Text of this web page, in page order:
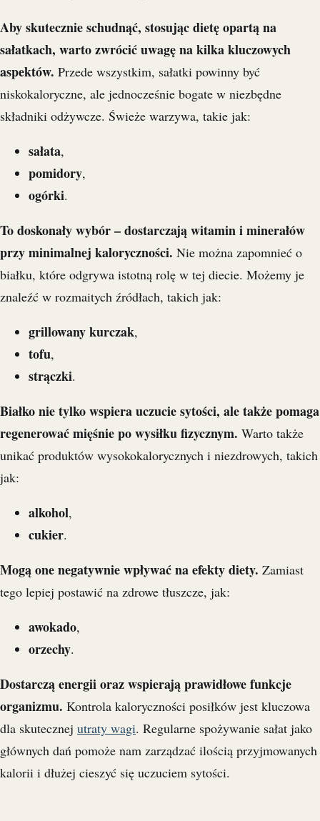
Aby skutecznie schudnąć, stosując dietę opartą na
sałatkach, warto zwrócić uwagę na kilka kluczowych
aspektów. Przede wszystkim, sałatki powinny być
niskokaloryczne, ale jednocześnie bogate w niezbędne
składniki odżywcze. Świeże warzywa, takie jak:
sałata,
pomidory,
ogórki.
To doskonały wybór – dostarczają witamin i minerałów
przy minimalnej kaloryczności. Nie można zapomnieć o
białku, które odgrywa istotną rolę w tej diecie. Możemy je
znaleźć w rozmaitych źródłach, takich jak:
grillowany kurczak,
tofu,
strączki.
Białko nie tylko wspiera uczucie sytości, ale także pomaga
regenerować mięśnie po wysiłku fizycznym. Warto także
unikać produktów wysokokalorycznych i niezdrowych, takich
jak:
alkohol,
cukier.
Mogą one negatywnie wpływać na efekty diety. Zamiast
tego lepiej postawić na zdrowe tłuszcze, jak:
awokado,
orzechy.
Dostarczą energii oraz wspierają prawidłowe funkcje
organizmu. Kontrola kaloryczności posiłków jest kluczowa
dla skutecznej utraty wagi. Regularne spożywanie sałat jako
głównych dań pomoże nam zarządzać ilością przyjmowanych
kalorii i dłużej cieszyć się uczuciem sytości.